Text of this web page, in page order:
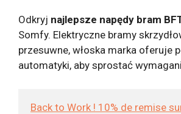
Odkryj najlepsze napędy bram
Somfy. Elektryczne bramy
przesuwne, włoska marka oferuje
automatyki, aby sprostać
Back to Work ! 10% de remise